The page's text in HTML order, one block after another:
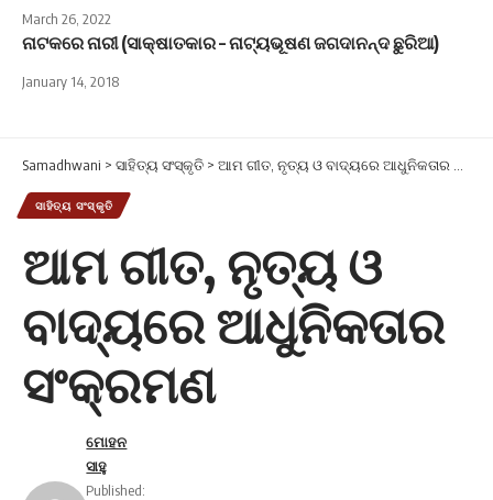
March 26, 2022
ନାଟକରେ ନାରୀ (ସାକ୍ଷାତକାର – ନାଟ୍ୟଭୂଷଣ ଜଗଦାନନ୍ଦ ଛୁରିଆ)
January 14, 2018
Samadhwani > ସାହିତ୍ୟ ସଂସ୍କୃତି > ଆମ ଗୀତ, ନୃତ୍ୟ ଓ ବାଦ୍ୟରେ ଆଧୁନିକତାର ସଂକ୍ରମଣ
ସାହିତ୍ୟ ସଂସ୍କୃତି
ଆମ ଗୀତ, ନୃତ୍ୟ ଓ
ବାଦ୍ୟରେ ଆଧୁନିକତାର
ସଂକ୍ରମଣ
ମୋହନ
ସାହୁ
Published: